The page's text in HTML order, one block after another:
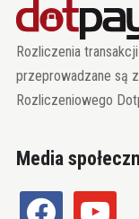
Rozliczenia
przeprowadzane są
Rozliczeniowego
Media
facebook youtube